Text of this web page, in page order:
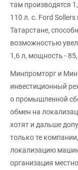
там производятся
110 л. с. Ford
Татарстане,
возможностью
1,6 л, мощность -
Минпромторг и
инвестиционный
о промышленной
обмен на
хотят и дальше
только те
локализацию
организация